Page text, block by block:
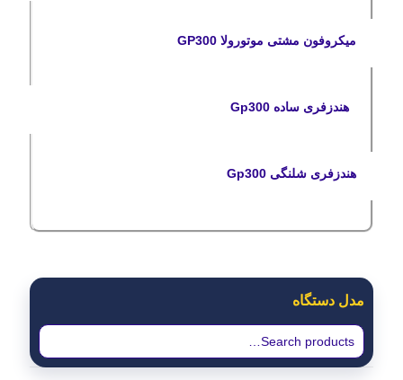
میکروفون مشتی موتورولا GP300
هندزفری ساده Gp300
هندزفری شلنگی Gp300
مدل دستگاه